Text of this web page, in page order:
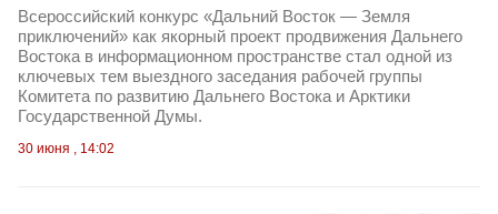
Всероссийский конкурс «Дальний Восток — Земля
приключений» как якорный проект продвижения Дальнего
Востока в информационном пространстве стал одной из
ключевых тем выездного заседания рабочей группы
Комитета по развитию Дальнего Востока и Арктики
Государственной Думы.
30 июня , 14:02